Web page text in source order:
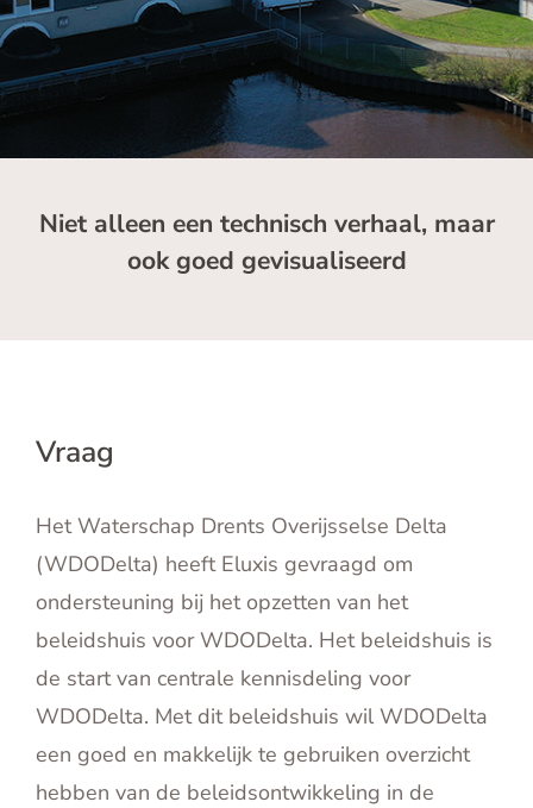
Niet alleen een technisch verhaal, maar
ook goed gevisualiseerd
Vraag
Het Waterschap Drents Overijsselse Delta
(WDODelta) heeft Eluxis gevraagd om
ondersteuning bij het opzetten van het
beleidshuis voor WDODelta. Het beleidshuis is
de start van centrale kennisdeling voor
WDODelta. Met dit beleidshuis wil WDODelta
een goed en makkelijk te gebruiken overzicht
hebben van de beleidsontwikkeling in de